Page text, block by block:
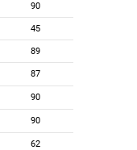
90
45
89
87
90
90
62